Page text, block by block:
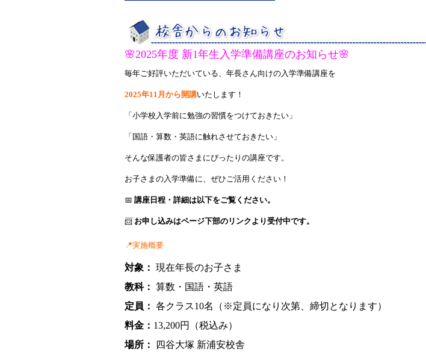
🌸2025年度 新1年生入学準備講座のお知らせ🌸
毎年ご好評いただいている、年長さん向けの入学準備講座を
2025年11月から開講いたします！
「小学校入学前に勉強の習慣をつけておきたい」
「国語・算数・英語に触れさせておきたい」
そんな保護者の皆さまにぴったりの講座です。
お子さまの入学準備に、ぜひご活用ください！
📅 講座日程・詳細は以下をご覧ください。
📨 お申し込みはページ下部のリンクより受付中です。
📍実施概要
対象： 現在年長のお子さま
教科： 算数・国語・英語
定員： 各クラス10名（※定員になり次第、締切となります）
料金： 13,200円（税込み）
場所：
四谷大塚 新浦安校舎